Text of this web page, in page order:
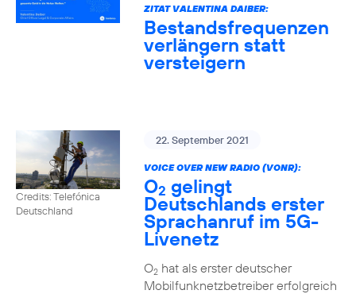
ZITAT VALENTINA DAIBER:
Bestandsfrequenzen
verlängern statt
versteigern
Credits: Telefónica
Deutschland
22. September 2021
VOICE OVER NEW RADIO (VONR):
O2 gelingt
Deutschlands erster
Sprachanruf im 5G-
Livenetz
O2hat als erster deutscher
Mobilfunknetzbetreiber erfolgreich